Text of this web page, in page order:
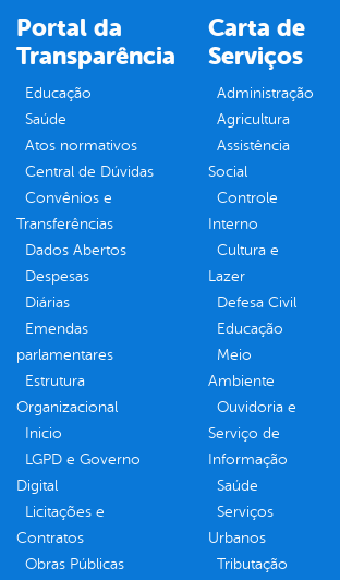
Portal da
Transparência
Educação
Saúde
Atos normativos
Central de Dúvidas
Convênios e
Transferências
Dados Abertos
Despesas
Diárias
Emendas
parlamentares
Estrutura
Organizacional
Inicio
LGPD e Governo
Digital
Licitações e
Contratos
Obras Públicas
Carta de
Serviços
Administração
Agricultura
Assistência
Social
Controle
Interno
Cultura e
Lazer
Defesa Civil
Educação
Meio
Ambiente
Ouvidoria e
Serviço de
Informação
Saúde
Serviços
Urbanos
Tributação